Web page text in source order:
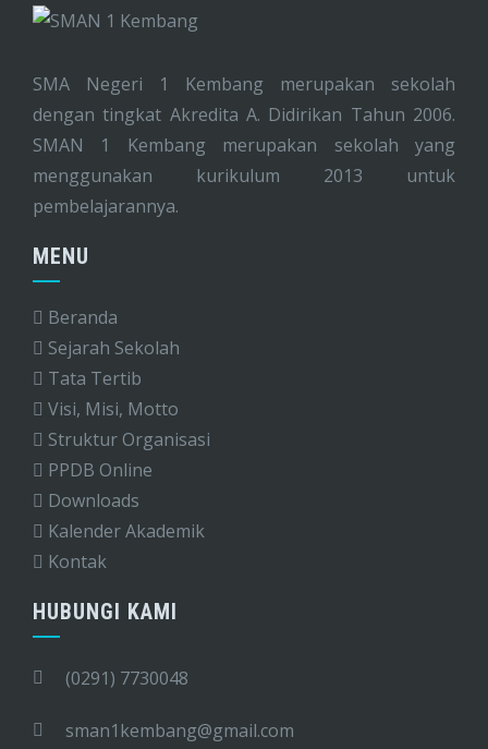
SMA Negeri 1 Kembang merupakan sekolah
dengan tingkat Akredita A. Didirikan Tahun 2006.
SMAN 1 Kembang merupakan sekolah yang
menggunakan kurikulum 2013 untuk
pembelajarannya.
MENU
Beranda
Sejarah Sekolah
Tata Tertib
Visi, Misi, Motto
Struktur Organisasi
PPDB Online
Downloads
Kalender Akademik
Kontak
HUBUNGI KAMI
(0291) 7730048
sman1kembang@gmail.com